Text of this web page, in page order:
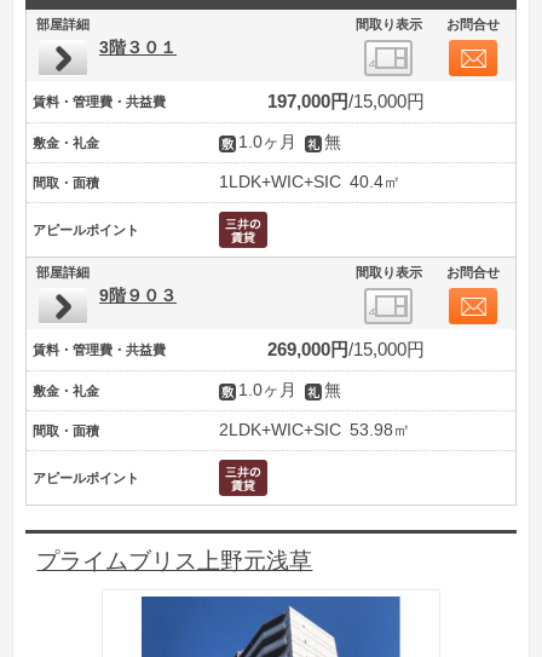
部屋詳細 間取り表示 お問合せ
3階３０１
賃料・管理費・共益費 197,000円 15,000円
敷金・礼金 1.0ヶ月 無
間取・面積 1LDK+WIC+SIC 40.4㎡
アピールポイント
部屋詳細 間取り表示 お問合せ
9階９０３
賃料・管理費・共益費 269,000円 15,000円
敷金・礼金 1.0ヶ月 無
間取・面積 2LDK+WIC+SIC 53.98㎡
アピールポイント
プライムブリス上野元浅草